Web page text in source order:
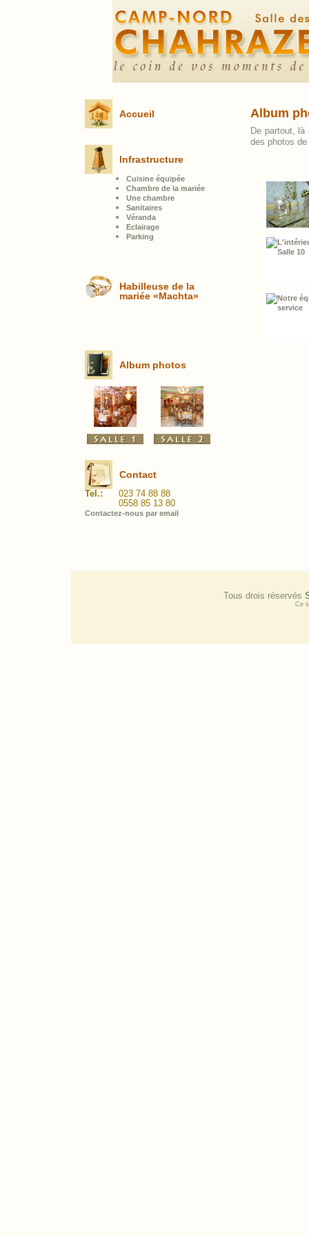
Accueil
Infrastructure
Cuisine équipée
Chambre de la mariée
Une chambre
Sanitaires
Véranda
Eclairage
Parking
Habilleuse de la
mariée «Machta»
Album photos
Contact
Tel.:
023 74 88 88
0558 85 13 80
Contactez-nous par email
Album
De partout,
des photos
Tous drois réservés
Ce